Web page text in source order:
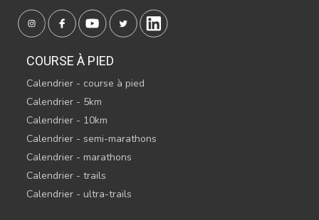
COURSE À PIED
Calendrier - course à pied
Calendrier - 5km
Calendrier - 10km
Calendrier - semi-marathons
Calendrier - marathons
Calendrier - trails
Calendrier - ultra-trails